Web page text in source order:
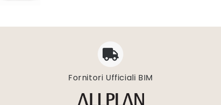
Fornitori Ufficiali BIM